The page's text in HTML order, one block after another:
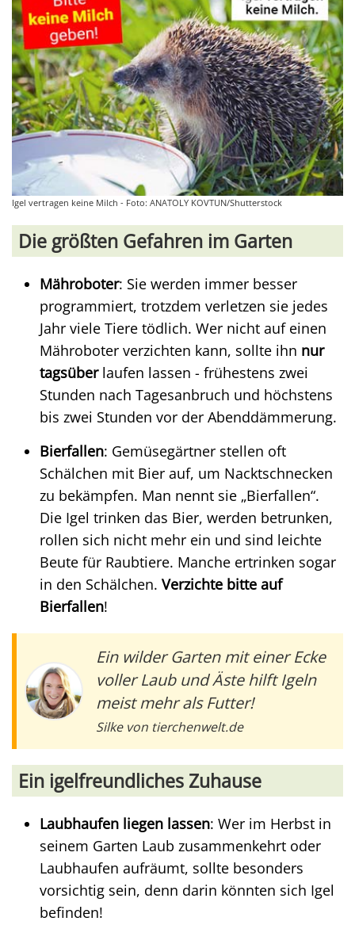
Igel vertragen keine Milch - Foto: ANATOLY KOVTUN/Shutterstock
Die größten Gefahren im Garten
Mähroboter: Sie werden immer besser
programmiert, trotzdem verletzen sie jedes
Jahr viele Tiere tödlich. Wer nicht auf einen
Mähroboter verzichten kann, sollte ihn nur
tagsüberlaufen lassen - frühestens zwei
Stunden nach Tagesanbruch und höchstens
bis zwei Stunden vor der Abenddämmerung.
Bierfallen: Gemüsegärtner stellen oft
Schälchen mit Bier auf, um Nacktschnecken
zu bekämpfen. Man nennt sie „Bierfallen“.
Die Igel trinken das Bier, werden betrunken,
rollen sich nicht mehr ein und sind leichte
Beute für Raubtiere. Manche ertrinken sogar
in den Schälchen. Verzichte bitte auf
Bierfallen!
Ein wilder Garten mit einer Ecke
voller Laub und Äste hilft Igeln
meist mehr als Futter!
Silke von tierchenwelt.de
Ein igelfreundliches Zuhause
Laubhaufen liegen lassen: Wer im Herbst in
seinem Garten Laub zusammenkehrt oder
Laubhaufen aufräumt, sollte besonders
vorsichtig sein, denn darin könnten sich Igel
befinden!